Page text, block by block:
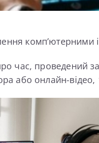
комп’ютерними
час, проведений
або онлайн-відео,